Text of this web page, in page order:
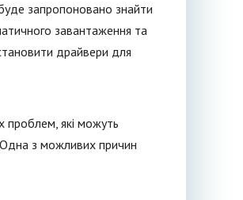
запропоновано знайти
завантаження та
драйвери для
які можуть
з можливих причин